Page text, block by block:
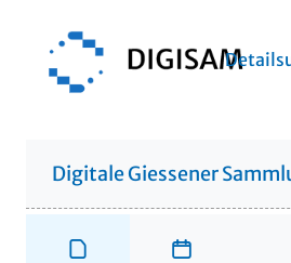
Digitale Giessener